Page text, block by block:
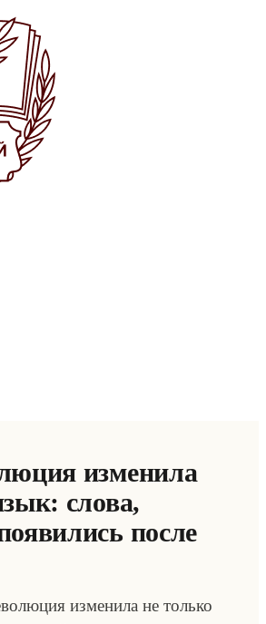
изменила
слова,
после
изменила не только